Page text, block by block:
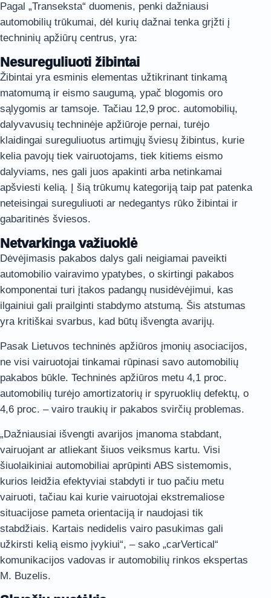
Pagal „Transeksta“ duomenis, penki dažniausi
automobilių trūkumai, dėl kurių dažnai tenka grįžti į
techninių apžiūrų centrus, yra:
Nesureguliuoti žibintai
Žibintai yra esminis elementas užtikrinant tinkamą
matomumą ir eismo saugumą, ypač blogomis oro
sąlygomis ar tamsoje. Tačiau 12,9 proc. automobilių,
dalyvavusių techninėje apžiūroje pernai, turėjo
klaidingai sureguliuotus artimųjų šviesų žibintus, kurie
kelia pavojų tiek vairuotojams, tiek kitiems eismo
dalyviams, nes gali juos apakinti arba netinkamai
apšviesti kelią. Į šią trūkumų kategoriją taip pat patenka
neteisingai sureguliuoti ar nedegantys rūko žibintai ir
gabaritinės šviesos.
Netvarkinga važiuoklė
Dėvėjimasis pakabos dalys gali neigiamai paveikti
automobilio vairavimo ypatybes, o skirtingi pakabos
komponentai turi įtakos padangų nusidėvėjimui, kas
ilgainiui gali prailginti stabdymo atstumą. Šis atstumas
yra kritiškai svarbus, kad būtų išvengta avarijų.
Pasak Lietuvos techninės apžiūros įmonių asociacijos,
ne visi vairuotojai tinkamai rūpinasi savo automobilių
pakabos būkle. Techninės apžiūros metu 4,1 proc.
automobilių turėjo amortizatorių ir spyruoklių defektų, o
4,6 proc. – vairo traukių ir pakabos svirčių problemas.
„Dažniausiai išvengti avarijos įmanoma stabdant,
vairuojant ar atliekant šiuos veiksmus kartu. Visi
šiuolaikiniai automobiliai aprūpinti ABS sistemomis,
kurios leidžia efektyviai stabdyti ir tuo pačiu metu
vairuoti, tačiau kai kurie vairuotojai ekstremaliose
situacijose pameta orientaciją ir naudojasi tik
stabdžiais. Kartais nedidelis vairo pasukimas gali
užkirsti kelią eismo įvykiui“, – sako „carVertical“
komunikacijos vadovas ir automobilių rinkos ekspertas
M. Buzelis.